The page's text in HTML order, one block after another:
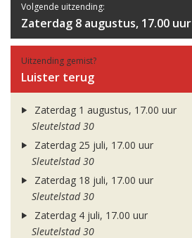
Volgende uitzending:
Zaterdag 8 augustus, 17.00 uur
Uitzending gemist?
Luister terug
Zaterdag 1 augustus, 17.00 uur
Sleutelstad 30
Zaterdag 25 juli, 17.00 uur
Sleutelstad 30
Zaterdag 18 juli, 17.00 uur
Sleutelstad 30
Zaterdag 4 juli, 17.00 uur
Sleutelstad 30